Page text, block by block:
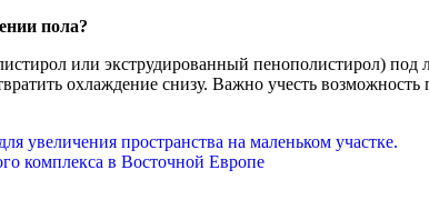
пола?
или экструдированный пенополистирол)
охлаждение снизу. Важно учесть
увеличения пространства на маленьком участке.
комплекса в Восточной Европе